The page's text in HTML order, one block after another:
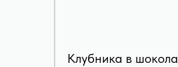
Клубника в